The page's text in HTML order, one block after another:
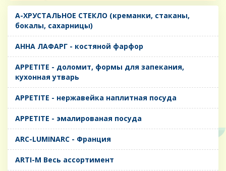
A-ХРУСТАЛЬНОЕ СТЕКЛО (креманки, стаканы,
бокалы, сахарницы)
AHHA ЛАФАРГ - костяной фарфор
APPETITE - доломит, формы для запекания,
кухонная утварь
APPETITE - нержавейка наплитная посуда
APPETITE - эмалированая посуда
ARC-LUMINARC - Франция
ARTI-M Весь ассортимент